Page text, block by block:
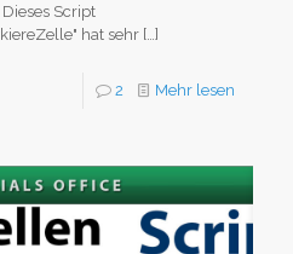
Script
hat sehr […]
2 Mehr lesen